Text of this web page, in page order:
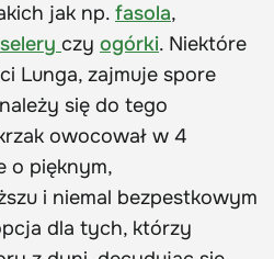
jak np. fasola,
selery czy ogórki. Niektóre
Lunga, zajmuje spore
się do tego
owocował w 4
o pięknym,
i niemal bezpestkowym
dla tych, którzy